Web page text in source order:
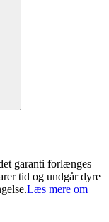
garanti forlænges
tid og undgår dyre
Læs mere om